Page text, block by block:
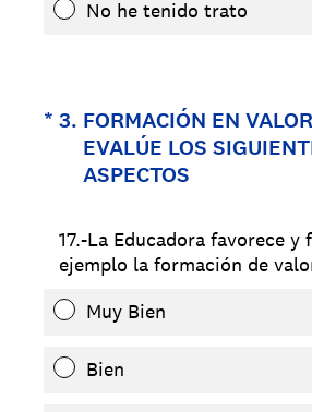
No he tenido trato
* 3. FORMACIÓN EN
EVALÚE LOS
ASPECTOS
(Obligatorio).
17.-La Educadora favorece y
ejemplo la formación de
Muy Bien
Bien